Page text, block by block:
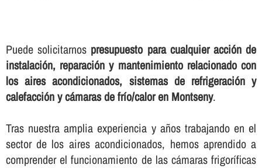
Puede solicitarnos presupuesto para cualquier acción de
instalación, reparación y mantenimiento relacionado con
los aires acondicionados, sistemas de refrigeración y
calefacción y cámaras de frí­o/calor en Montseny.
Tras nuestra amplia experiencia y años trabajando en el
sector de los aires acondicionados, hemos aprendido a
comprender el funcionamiento de las cámaras frigorí­ficas